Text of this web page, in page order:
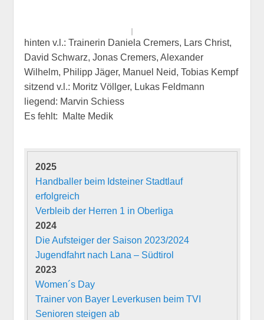
hinten v.l.: Trainerin Daniela Cremers, Lars Christ,
David Schwarz, Jonas Cremers, Alexander
Wilhelm, Philipp Jäger, Manuel Neid, Tobias Kempf
sitzend v.l.: Moritz Völlger, Lukas Feldmann
liegend: Marvin Schiess
Es fehlt: Malte Medik
2025
Handballer beim Idsteiner Stadtlauf
erfolgreich
Verbleib der Herren 1 in Oberliga
2024
Die Aufsteiger der Saison 2023/2024
Jugendfahrt nach Lana – Südtirol
2023
Women´s Day
Trainer von Bayer Leverkusen beim TVI
Senioren steigen ab